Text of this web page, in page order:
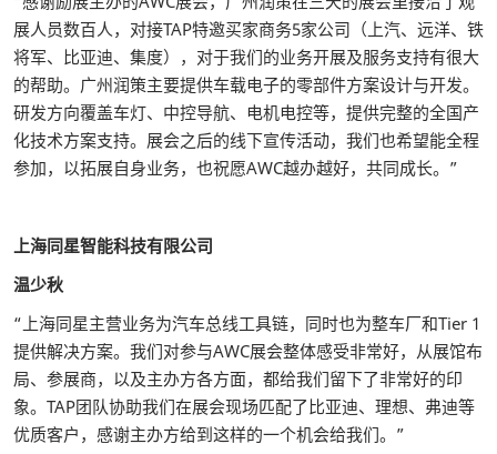
展人员数百人，对接TAP特邀买家商务5家公司（上汽、远洋、铁
将军、比亚迪、集度），对于我们的业务开展及服务支持有很大
的帮助。广州润策主要提供车载电子的零部件方案设计与开发。
研发方向覆盖车灯、中控导航、电机电控等，提供完整的全国产
化技术方案支持。展会之后的线下宣传活动，我们也希望能全程
参加，以拓展自身业务，也祝愿AWC越办越好，共同成长。”
上海同星智能科技有限公司
温少秋
“上海同星主营业务为汽车总线工具链，同时也为整车厂和Tier 1
提供解决方案。我们对参与AWC展会整体感受非常好，从展馆布
局、参展商，以及主办方各方面，都给我们留下了非常好的印
象。TAP团队协助我们在展会现场匹配了比亚迪、理想、弗迪等
优质客户，感谢主办方给到这样的一个机会给我们。”